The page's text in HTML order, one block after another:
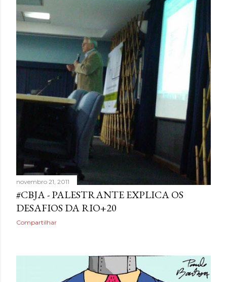
novembro 21, 2011
#CBJA - PALESTRANTE EXPLICA OS
DESAFIOS DA RIO+20
Compartilhar